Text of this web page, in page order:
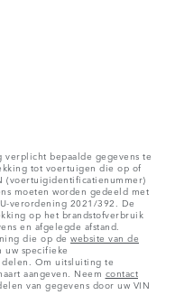
verplicht bepaalde gegevens te
tot voertuigen die op of
(voertuigidentificatienummer)
moeten worden gedeeld met
verordening 2021/392. De
op het brandstofverbruik
en afgelegde afstand.
die op dewebsite van de
uw specifieke
Om uitsluiting te
aangeven. Neem contact
van gegevens door uw VIN